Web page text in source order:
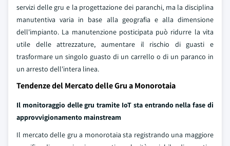
servizi delle gru e la progettazione dei paranchi, ma la disciplina
manutentiva varia in base alla geografia e alla dimensione
dell'impianto. La manutenzione posticipata può ridurre la vita
utile delle attrezzature, aumentare il rischio di guasti e
trasformare un singolo guasto di un carrello o di un paranco in
un arresto dell'intera linea.
Tendenze del Mercato delle Gru a Monorotaia
Il monitoraggio delle gru tramite IoT sta entrando nella fase di
approvvigionamento mainstream
Il mercato delle gru a monorotaia sta registrando una maggiore